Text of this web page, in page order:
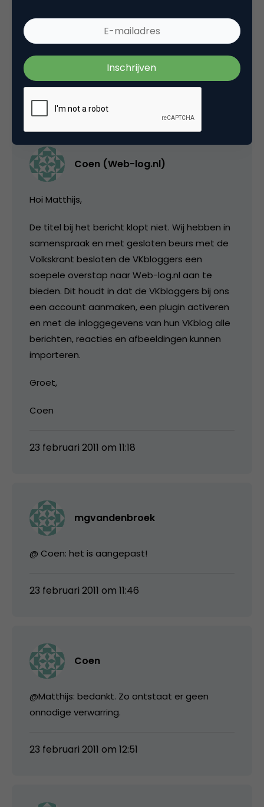
broadcasters who try to do their own hosting
always fail because they have no exit
strategy.
Coen (Web-log.nl)
Hoi Matthijs,
De titel bij het bericht klopt niet. Wij hebben in
samenspraak en met gesloten beurs met de
Volkskrant besloten de VKbloggers een
soepele overstap naar Web-log.nl aan te
bieden. Dit houdt in dat de VKbloggers bij ons
een account aanmaken, een plugin activeren
en met de inloggegevens van hun VKblog alle
berichten, reacties en afbeeldingen kunnen
importeren.
Groet,
Coen
23 februari 2011 om 11:18
mgvandenbroek
@ Coen: het is aangepast!
23 februari 2011 om 11:46
Coen
@Matthijs: bedankt. Zo ontstaat er geen
onnodige verwarring.
23 februari 2011 om 12:51